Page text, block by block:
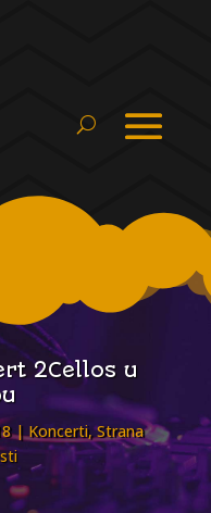
2Cellos u
Koncerti,Strana